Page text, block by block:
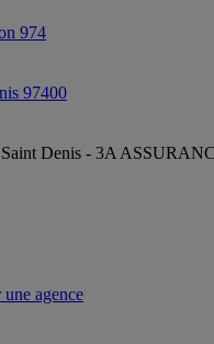
974
97400
Denis - 3A
agence